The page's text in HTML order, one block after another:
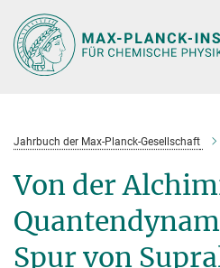
Hauptinhalt
Jahrbuch der Max-Planck-Gesellschaft
Von der
Spur von